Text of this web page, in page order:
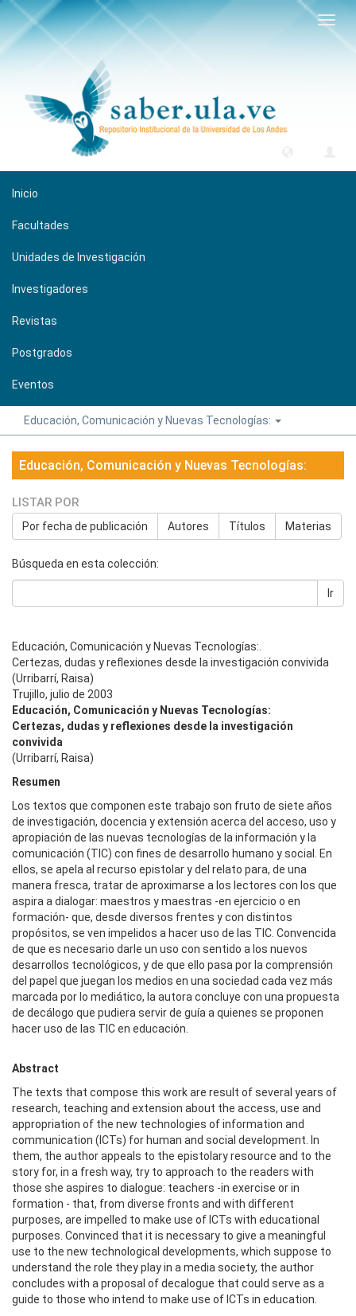
Inicio
Facultades
Unidades de Investigación
Investigadores
Revistas
Postgrados
Eventos
Educación, Comunicación y Nuevas Tecnologías:
Educación, Comunicación y Nuevas Tecnologías:
LISTAR POR
Por fecha de publicación Autores Títulos Materias
Búsqueda en esta colección:
Ir
Educación, Comunicación y Nuevas Tecnologías:.
Certezas, dudas y reflexiones desde la investigación convivida
(Urribarrí, Raisa)
Trujillo, julio de 2003
Educación, Comunicación y Nuevas Tecnologías:
Certezas, dudas y reflexiones desde la investigación
convivida
(Urribarrí, Raisa)
Resumen
Los textos que componen este trabajo son fruto de siete años
de investigación, docencia y extensión acerca del acceso, uso y
apropiación de las nuevas tecnologías de la información y la
comunicación (TIC) con fines de desarrollo humano y social. En
ellos, se apela al recurso epistolar y del relato para, de una
manera fresca, tratar de aproximarse a los lectores con los que
aspira a dialogar: maestros y maestras -en ejercicio o en
formación- que, desde diversos frentes y con distintos
propósitos, se ven impelidos a hacer uso de las TIC. Convencida
de que es necesario darle un uso con sentido a los nuevos
desarrollos tecnológicos, y de que ello pasa por la comprensión
del papel que juegan los medios en una sociedad cada vez más
marcada por lo mediático, la autora concluye con una propuesta
de decálogo que pudiera servir de guía a quienes se proponen
hacer uso de las TIC en educación.
Abstract
The texts that compose this work are result of several years of
research, teaching and extension about the access, use and
appropriation of the new technologies of information and
communication (ICTs) for human and social development. In
them, the author appeals to the epistolary resource and to the
story for, in a fresh way, try to approach to the readers with
those she aspires to dialogue: teachers -in exercise or in
formation - that, from diverse fronts and with different
purposes, are impelled to make use of ICTs with educational
purposes. Convinced that it is necessary to give a meaningful
use to the new technological developments, which suppose to
understand the role they play in a media society, the author
concludes with a proposal of decalogue that could serve as a
guide to those who intend to make use of ICTs in education.